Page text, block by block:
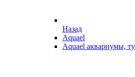
Назад
Aquael
Aquael аквариумы,